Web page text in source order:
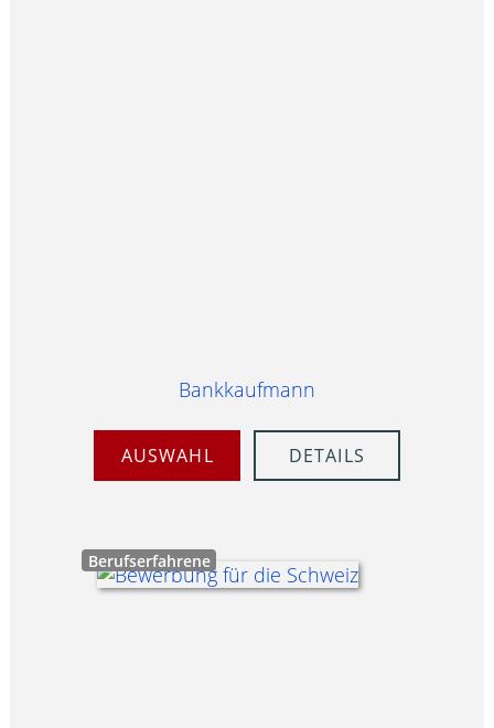
Bankkaufmann
AUSWAHL DETAILS
Berufserfahrene